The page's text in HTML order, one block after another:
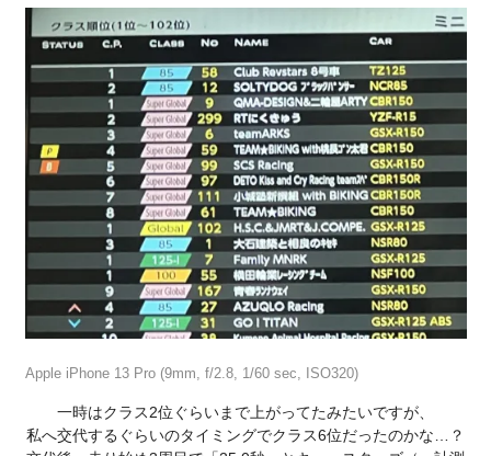
Apple iPhone 13 Pro (9mm, f/2.8, 1/60 sec, ISO320)
一時はクラス2位ぐらいまで上がってたみたいですが、
私へ交代するぐらいのタイミングでクラス6位だったのかな…？